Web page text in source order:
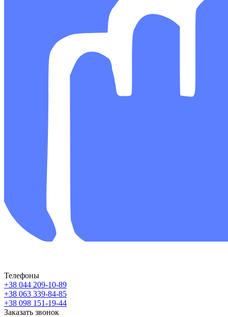
Телефоны
+38 044 209-10-89
+38 063 339-84-85
+38 098 151-19-44
Заказать звонок